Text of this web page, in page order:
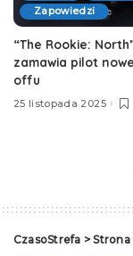
Zapowiedzi
“The Rookie:
zamawia pilot
offu
25 listopada 2025
CzasoStrefa >Strona